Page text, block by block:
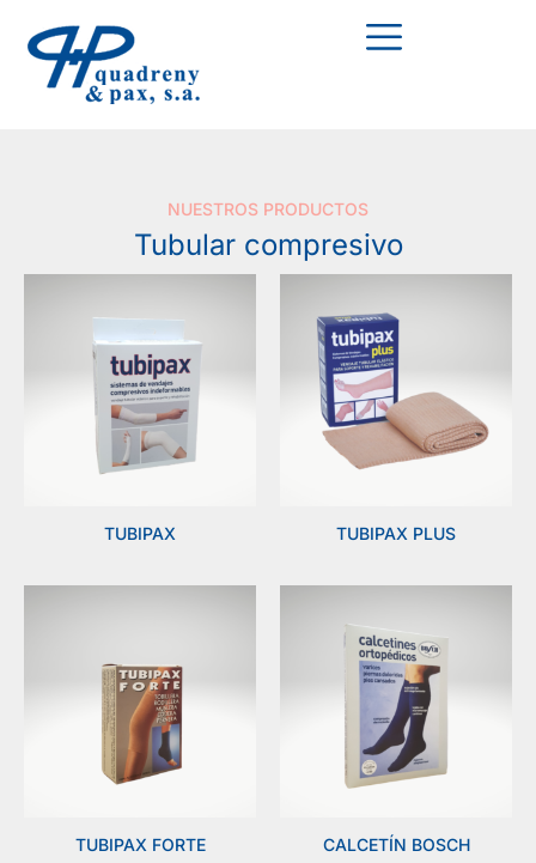
NUESTROS PRODUCTOS
Tubular compresivo
TUBIPAX TUBIPAX PLUS
TUBIPAX FORTE CALCETÍN BOSCH